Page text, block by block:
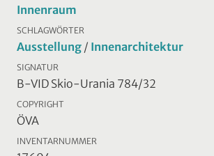
Innenraum
SCHLAGWÖRTER
Ausstellung / Innenarchitektur
SIGNATUR
B-VID Skio-Urania 784/32
COPYRIGHT
ÖVA
INVENTARNUMMER